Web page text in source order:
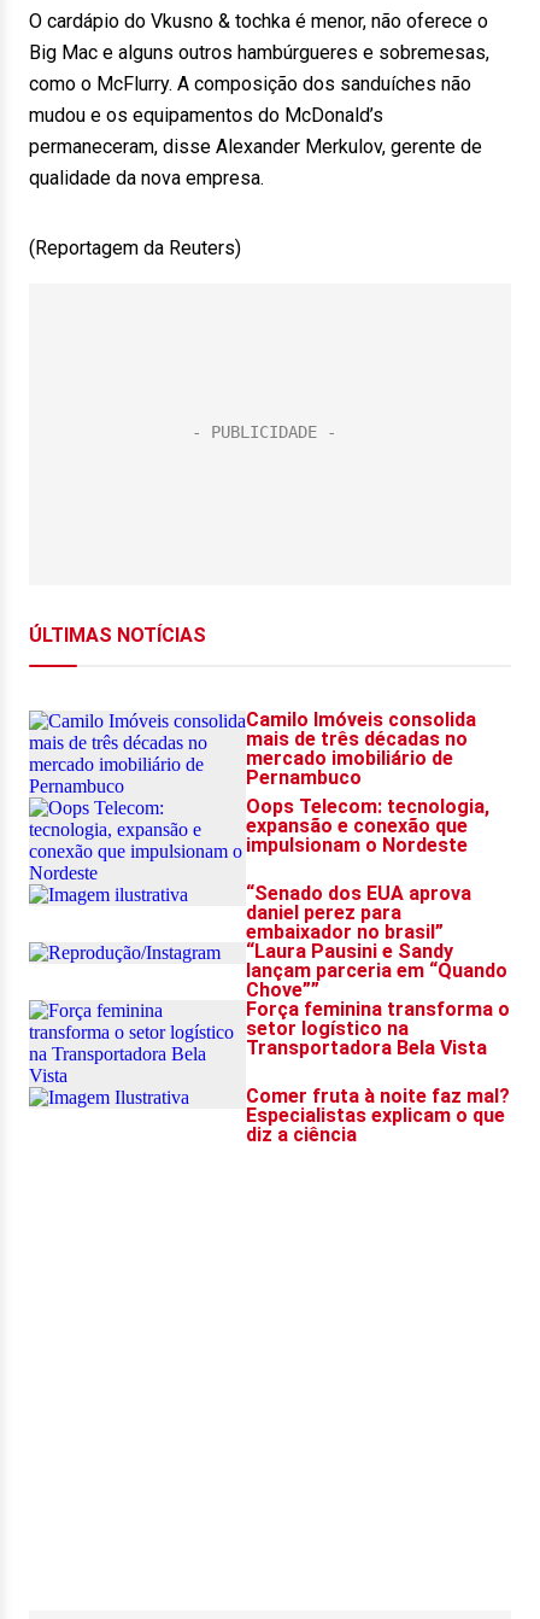
O cardápio do Vkusno & tochka é menor, não oferece o
Big Mac e alguns outros hambúrgueres e sobremesas,
como o McFlurry. A composição dos sanduíches não
mudou e os equipamentos do McDonald’s
permaneceram, disse Alexander Merkulov, gerente de
qualidade da nova empresa.
(Reportagem da Reuters)